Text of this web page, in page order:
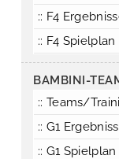
:: F4
:: F4 Spielplan
BAMBINI-
:: Teams/
:: G1
:: G1 Spielplan